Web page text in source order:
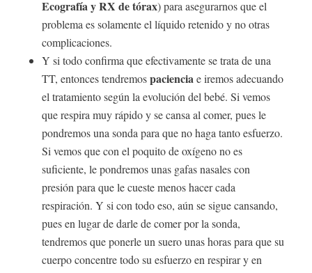
Ecografía y RX de tórax) para asegurarnos que el
problema es solamente el líquido retenido y no otras
complicaciones.
Y si todo confirma que efectivamente se trata de una
TT, entonces tendremospacienciae iremos adecuando
el tratamiento según la evolución del bebé. Si vemos
que respira muy rápido y se cansa al comer, pues le
pondremos una sonda para que no haga tanto esfuerzo.
Si vemos que con el poquito de oxígeno no es
suficiente, le pondremos unas gafas nasales con
presión para que le cueste menos hacer cada
respiración. Y si con todo eso, aún se sigue cansando,
pues en lugar de darle de comer por la sonda,
tendremos que ponerle un suero unas horas para que su
cuerpo concentre todo su esfuerzo en respirar y en